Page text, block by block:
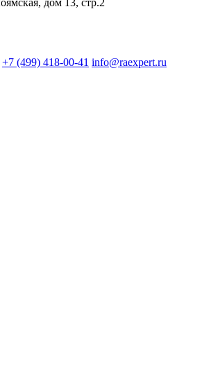
+7 (499) 418-00-41 info@raexpert.ru